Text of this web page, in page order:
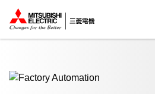
ここから本文